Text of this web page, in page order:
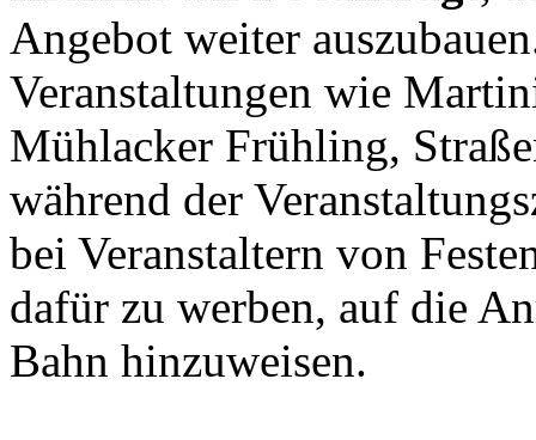
Angebot weiter
Veranstaltungen wie
Mühlacker Frühling,
während der
bei Veranstaltern von
dafür zu werben, auf die
Bahn hinzuweisen.